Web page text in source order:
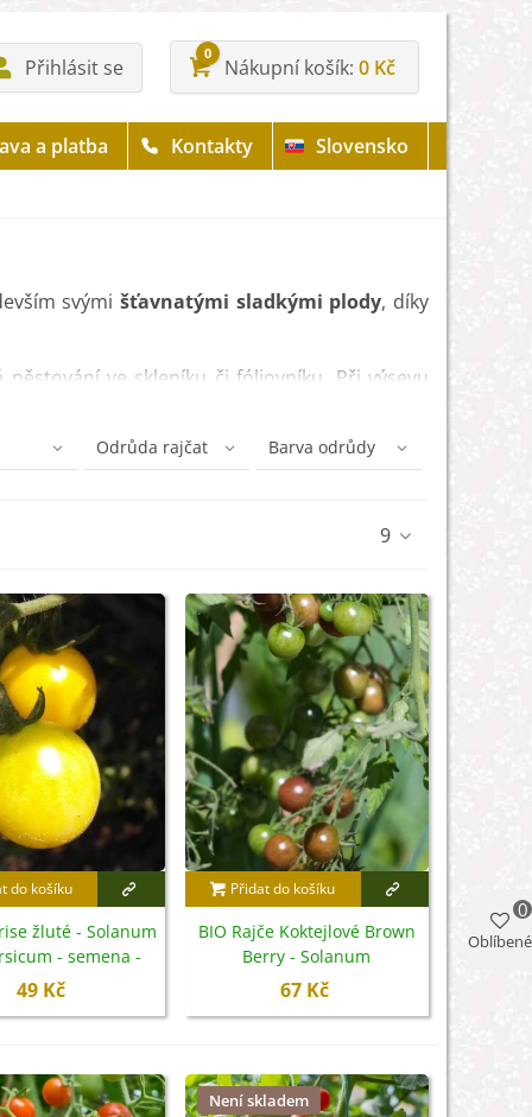
Přihlásit se
0
Nákupní košík 0 Kč
a platba Kontakty
Slovensko
svými šťavnatými sladkými plody, díky
pěstování ve skleníku či fóliovníku. Při výsevu
Odrůda rajčat Barva odrůdy
9
do košíku
žluté - Solanum
- semena -
10 ks
49 Kč
Přidat do košíku
BIO Rajče Koktejlové Brown
Berry - Solanum
lycopersicum - bio semena -
67 Kč
Není skladem
Oblíbené
0